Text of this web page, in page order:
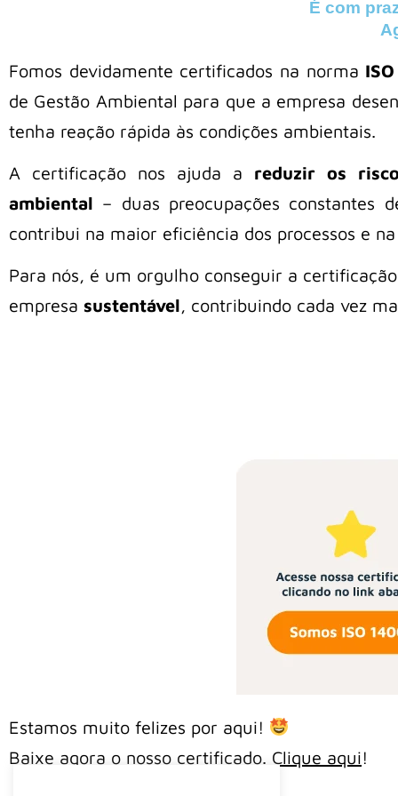
É com
Fomos devidamente certificados na norma
de Gestão Ambiental para que a empresa
tenha reação rápida às condições ambientais.
A certificação nos ajuda a reduzir os
ambiental – duas preocupações constantes
contribui na maior eficiência dos processos e
Para nós, é um orgulho conseguir a
empresa sustentável, contribuindo cada vez
Estamos muito felizes por aqui!
Baixe agora o nosso certificado. Clique aqui!